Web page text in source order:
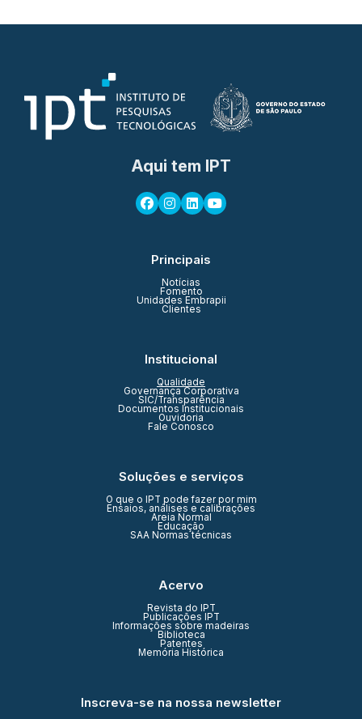
Aqui tem IPT
Principais
Notícias
Fomento
Unidades Embrapii
Clientes
Institucional
Qualidade
Governança Corporativa
SIC/Transparência
Documentos Institucionais
Ouvidoria
Fale Conosco
Soluções e serviços
O que o IPT pode fazer por mim
Ensaios, análises e calibrações
Areia Normal
Educação
SAA Normas técnicas
Acervo
Revista do IPT
Publicações IPT
Informações sobre madeiras
Biblioteca
Patentes
Memória Histórica
Inscreva-se na nossa newsletter